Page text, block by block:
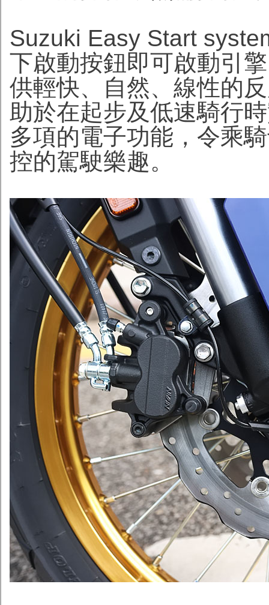
Suzuki Easy Start
下啟動按鈕即可啟動引
供輕快、自然、線性的
助於在起步及低速騎行
多項的電子功能，令乘
控的駕駛樂趣。